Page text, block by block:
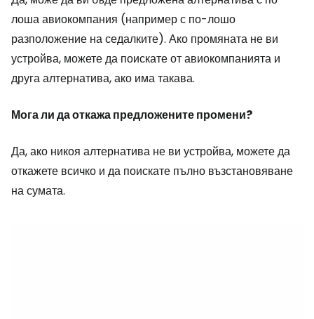
лоша авиокомпания (например с по-лошо
разположение на седалките). Ако промяната не ви
устройва, можете да поискате от авиокомпанията и
друга алтернатива, ако има такава.
Мога ли да откажа предложените промени?
Да, ако никоя алтернатива не ви устройва, можете да
откажете всичко и да поискате пълно възстановяване
на сумата.